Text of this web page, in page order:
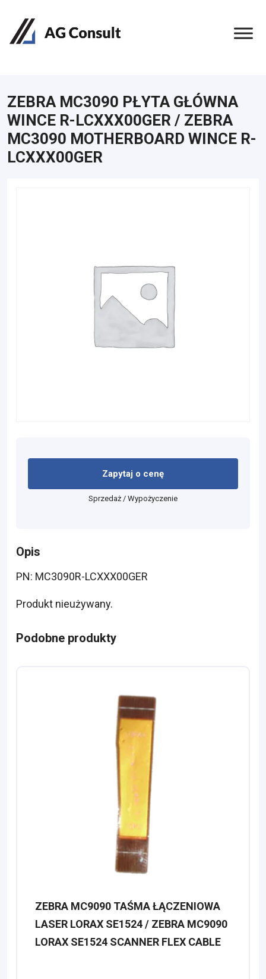
ZEBRA MC3090 PŁYTA GŁÓWNA
WINCE R-LCXXX00GER / ZEBRA
MC3090 MOTHERBOARD WINCE R-
LCXXX00GER
Zapytaj o cenę
Sprzedaż / Wypożyczenie
Opis
PN: MC3090R-LCXXX00GER
Produkt nieużywany.
Podobne produkty
ZEBRA MC9090 TAŚMA ŁĄCZENIOWA
LASER LORAX SE1524 / ZEBRA MC9090
LORAX SE1524 SCANNER FLEX CABLE